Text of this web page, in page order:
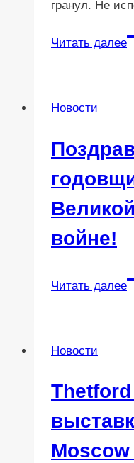
гранул. Не
Читать далее
Новости
войне!
Читать далее
в
Новости